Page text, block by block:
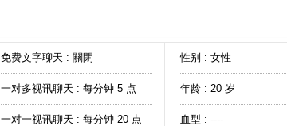
免费文字聊天 : 關閉
一对多视讯聊天 : 每分钟 5 点
一对一视讯聊天 : 每分钟 20 点
性别 : 女性
年龄 : 20 岁
血型 : ----